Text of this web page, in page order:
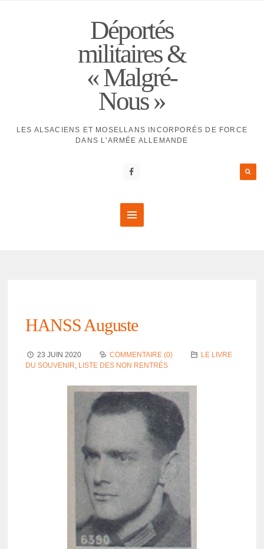
Déportés
militaires &
« Malgré-
Nous »
LES ALSACIENS ET MOSELLANS INCORPORÉS DE FORCE
DANS L'ARMÉE ALLEMANDE
HANSS Auguste
23 JUIN 2020 COMMENTAIRE (0)
LE LIVRE
DU SOUVENIR, LISTE DES NON RENTRÉS